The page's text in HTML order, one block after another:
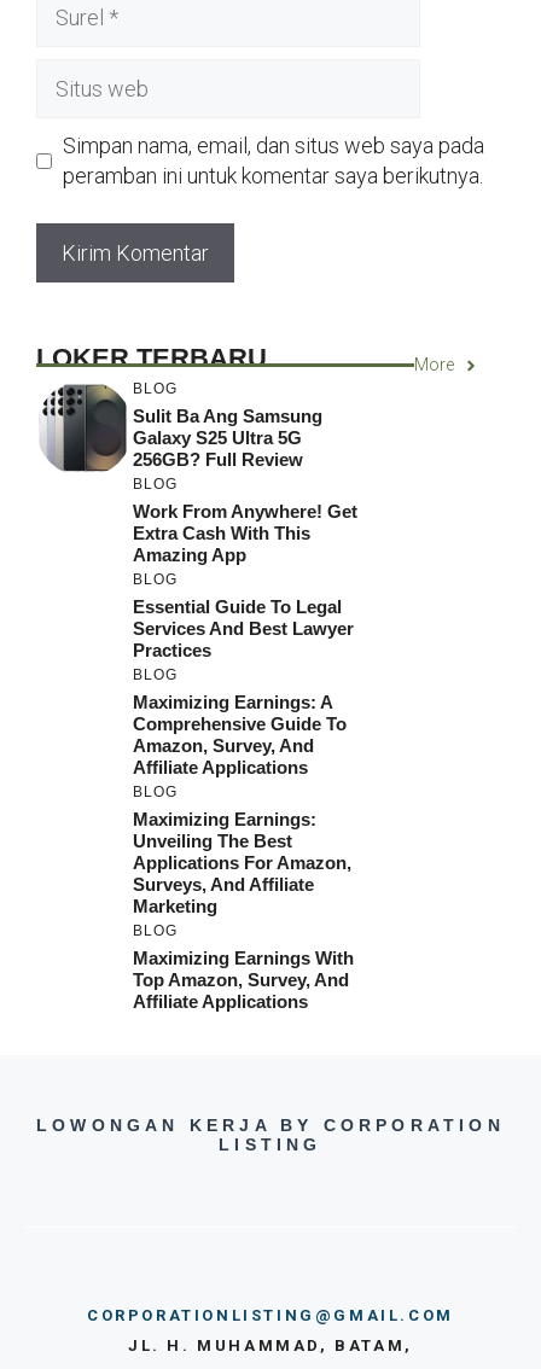
web
Simpan nama, email, dan situs web saya pada
peramban ini untuk komentar saya berikutnya.
LOKER TERBARU More
BLOG
Sulit Ba Ang Samsung
Galaxy S25 Ultra 5G
256GB? Full Review
BLOG
Work From Anywhere! Get
Extra Cash With This
Amazing App
BLOG
Essential Guide To Legal
Services And Best Lawyer
Practices
BLOG
Maximizing Earnings: A
Comprehensive Guide To
Amazon, Survey, And
Affiliate Applications
BLOG
Maximizing Earnings:
Unveiling The Best
Applications For Amazon,
Surveys, And Affiliate
Marketing
BLOG
Maximizing Earnings With
Top Amazon, Survey, And
Affiliate Applications
LOWONGAN KERJA BY CORPORATION
LISTING
CORPORATIONLISTING@GMAIL.COM
JL. H. MUHAMMAD, BATAM,